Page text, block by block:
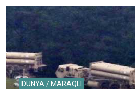
DÜNYA / MARAQLI